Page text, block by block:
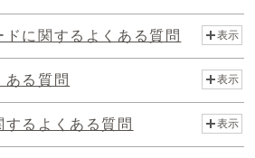
ドに関するよくある質問 表示
ある質問 表示
るよくある質問 表示